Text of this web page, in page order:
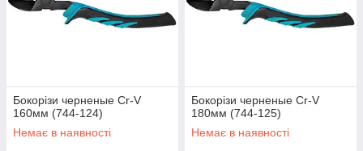
Бокорізи черненые Cr-V
160мм (744-124)
Немає в наявності
Бокорізи черненые Cr-V
180мм (744-125)
Немає в наявності